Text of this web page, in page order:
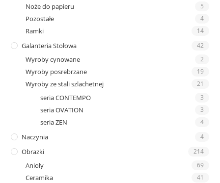
Noże do papieru 5
Pozostałe 4
Ramki 14
Galanteria Stołowa 42
Wyroby cynowane 2
Wyroby posrebrzane 19
Wyroby ze stali szlachetnej 21
seria CONTEMPO 3
seria OVATION 3
seria ZEN 4
Naczynia 4
Obrazki 214
Anioły 69
Ceramika 41